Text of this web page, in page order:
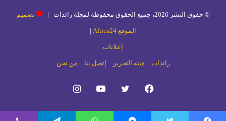
© حقوق النشر 2026، جميع الحقوق محفوظة لمجلة رائدات | تصميم
الموقع Africa24 |
إعلانات
رائدات هيئة التحرير إتصل بنا من نحن
فيسبوك تويتر يوتيوبانستقرام